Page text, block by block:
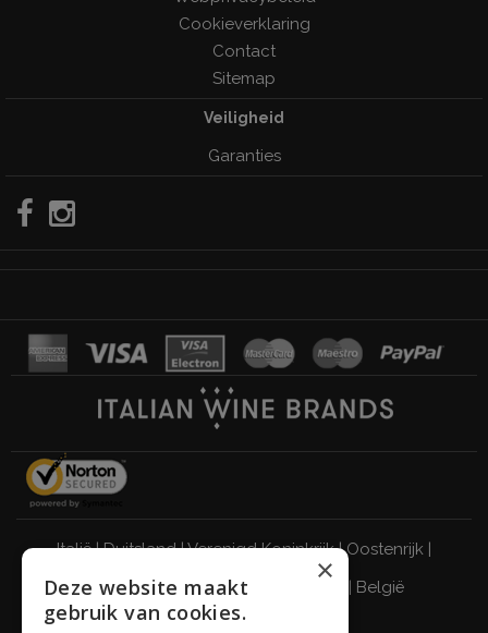
Cookieverklaring
Contact
Sitemap
Veiligheid
Garanties
Italië|Duitsland|Verenigd Koninkrijk|Oostenrijk
Zwitserland|Nederland
België
DRINK VERANTWOORD
×
Deze website maakt
gebruik van cookies.